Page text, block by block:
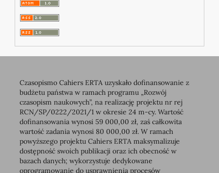
Czasopismo Cahiers ERTA uzyskało dofinansowanie z
budżetu państwa w ramach programu „Rozwój
czasopism naukowych”, na realizację projektu nr rej
RCN/SP/0222/2021/1 w okresie 24 m-cy. Wartość
dofinansowania wynosi 59 000,00 zł, zaś całkowita
wartość zadania wynosi 80 000,00 zł. W ramach
powyższego projektu Cahiers ERTA maksymalizuje
dostępność swoich publikacji oraz ich obecność w
bazach danych; wykorzystuje dedykowane
oprogramowanie do usprawnienia procesów